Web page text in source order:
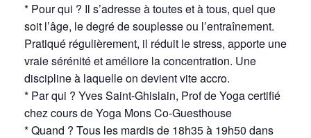
* Pour qui ? Il s’adresse à toutes et à tous, quel que
soit l’âge, le degré de souplesse ou l’entraînement.
Pratiqué régulièrement, il réduit le stress, apporte une
vraie sérénité et améliore la concentration. Une
discipline à laquelle on devient vite accro.
* Par qui ? Yves Saint-Ghislain, Prof de Yoga certifié
chez cours de Yoga Mons Co-Guesthouse
* Quand ? Tous les mardis de 18h35 à 19h50 dans